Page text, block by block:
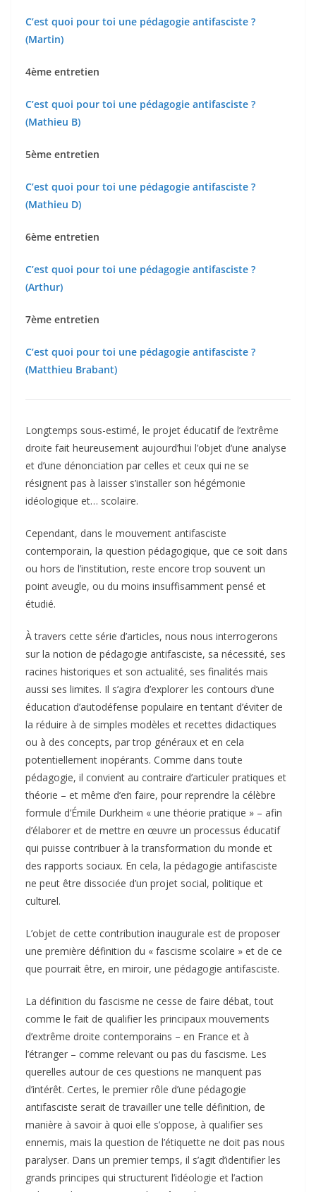
C’est quoi pour toi une pédagogie antifasciste ?
(Martin)
4ème entretien
C’est quoi pour toi une pédagogie antifasciste ?
(Mathieu B)
5ème entretien
C’est quoi pour toi une pédagogie antifasciste ?
(Mathieu D)
6ème entretien
C’est quoi pour toi une pédagogie antifasciste ?
(Arthur)
7ème entretien
C’est quoi pour toi une pédagogie antifasciste ?
(Matthieu Brabant)
Longtemps sous-estimé, le projet éducatif de l’extrême
droite fait heureusement aujourd’hui l’objet d’une analyse
et d’une dénonciation par celles et ceux qui ne se
résignent pas à laisser s’installer son hégémonie
idéologique et… scolaire.
Cependant, dans le mouvement antifasciste
contemporain, la question pédagogique, que ce soit dans
ou hors de l’institution, reste encore trop souvent un
point aveugle, ou du moins insuffisamment pensé et
étudié.
À travers cette série d’articles, nous nous interrogerons
sur la notion de pédagogie antifasciste, sa nécessité, ses
racines historiques et son actualité, ses finalités mais
aussi ses limites. Il s’agira d’explorer les contours d’une
éducation d’autodéfense populaire en tentant d’éviter de
la réduire à de simples modèles et recettes didactiques
ou à des concepts, par trop généraux et en cela
potentiellement inopérants. Comme dans toute
pédagogie, il convient au contraire d’articuler pratiques et
théorie – et même d’en faire, pour reprendre la célèbre
formule d’Émile Durkheim « une théorie pratique » – afin
d’élaborer et de mettre en œuvre un processus éducatif
qui puisse contribuer à la transformation du monde et
des rapports sociaux. En cela, la pédagogie antifasciste
ne peut être dissociée d’un projet social, politique et
culturel.
L’objet de cette contribution inaugurale est de proposer
une première définition du « fascisme scolaire » et de ce
que pourrait être, en miroir, une pédagogie antifasciste.
La définition du fascisme ne cesse de faire débat, tout
comme le fait de qualifier les principaux mouvements
d’extrême droite contemporains – en France et à
l’étranger – comme relevant ou pas du fascisme. Les
querelles autour de ces questions ne manquent pas
d’intérêt. Certes, le premier rôle d’une pédagogie
antifasciste serait de travailler une telle définition, de
manière à savoir à quoi elle s’oppose, à qualifier ses
ennemis, mais la question de l’étiquette ne doit pas nous
paralyser. Dans un premier temps, il s’agit d’identifier les
grands principes qui structurent l’idéologie et l’action